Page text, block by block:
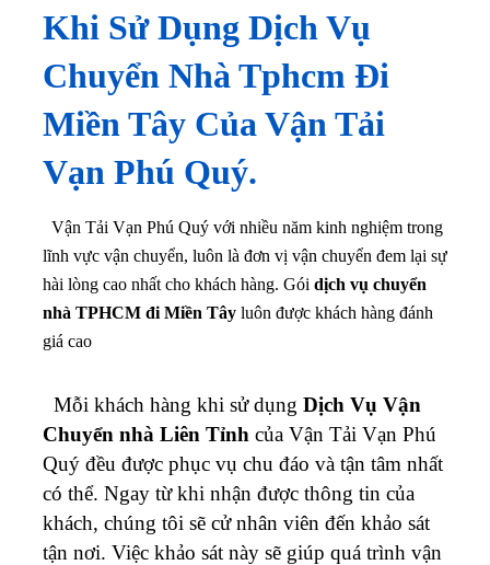
Khi Sử Dụng Dịch Vụ
Chuyển Nhà Tphcm Đi
Miền Tây Của Vận Tải
Vạn Phú Quý.
Vận Tải Vạn Phú Quý với nhiều năm kinh nghiệm trong
lĩnh vực vận chuyển, luôn là đơn vị vận chuyển đem lại sự
hài lòng cao nhất cho khách hàng. Gói dịch vụ chuyển
nhà TPHCM đi Miền Tây luôn được khách hàng đánh
giá cao
Mỗi khách hàng khi sử dụng Dịch Vụ Vận
Chuyển nhà Liên Tỉnh của Vận Tải Vạn Phú
Quý đều được phục vụ chu đáo và tận tâm nhất
có thể. Ngay từ khi nhận được thông tin của
khách, chúng tôi sẽ cử nhân viên đến khảo sát
tận nơi. Việc khảo sát này sẽ giúp quá trình vận